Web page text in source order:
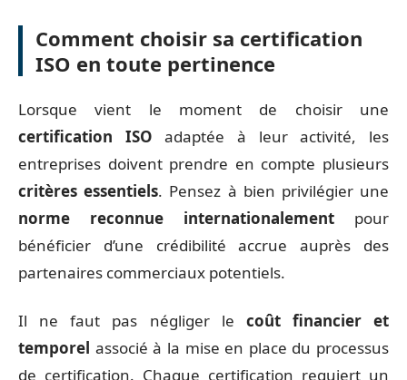
Comment choisir sa certification
ISO en toute pertinence
Lorsque vient le moment de choisir une
certification ISO adaptée à leur activité, les
entreprises doivent prendre en compte plusieurs
critères essentiels. Pensez à bien privilégier une
norme reconnue internationalement pour
bénéficier d’une crédibilité accrue auprès des
partenaires commerciaux potentiels.
Il ne faut pas négliger le coût financier et
temporel associé à la mise en place du processus
de certification. Chaque certification requiert un